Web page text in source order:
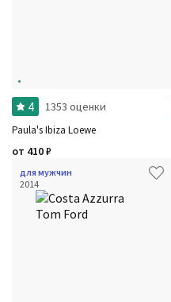
4 1353 оценки
Paula's Ibiza Loewe
от 410₽
для мужчин
2014